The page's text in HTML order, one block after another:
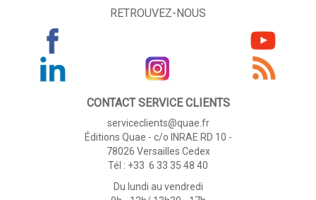
RETROUVEZ-NOUS
CONTACT SERVICE CLIENTS
serviceclients@quae.fr
Éditions Quae - c/o INRAE RD 10 -
78026 Versailles Cedex
Tél : +33 6 33 35 48 40
Du lundi au vendredi